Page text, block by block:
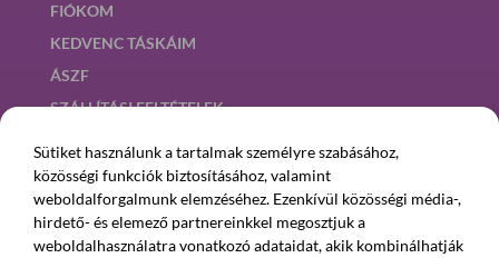
FIÓKOM
KEDVENC TÁSKÁIM
ÁSZF
SZÁLLÍTÁSI FELTÉTELEK
SÜTI BEÁLLÍTÁSOK
Kövesd Suzit!
Sütiket használunk a tartalmak személyre szabásához,
közösségi funkciók biztosításához, valamint
weboldalforgalmunk elemzéséhez. Ezenkívül közösségi média-,
hirdető- és elemező partnereinkkel megosztjuk a
weboldalhasználatra vonatkozó adataidat, akik kombinálhatják